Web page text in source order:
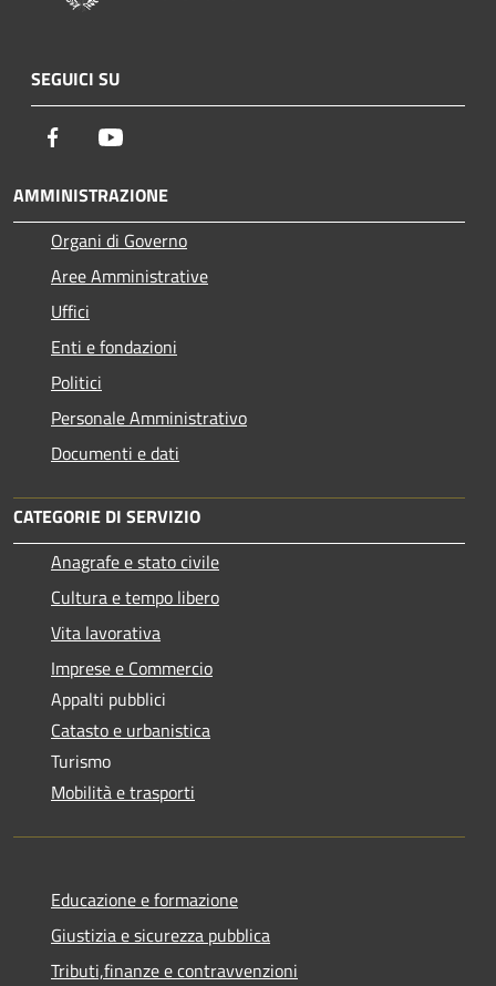
SEGUICI SU
Facebook
AMMINISTRAZIONE
Organi di Governo
Aree Amministrative
Uffici
Enti e fondazioni
Politici
Personale Amministrativo
Documenti e dati
CATEGORIE DI SERVIZIO
Anagrafe e stato civile
Cultura e tempo libero
Vita lavorativa
Imprese e Commercio
Appalti pubblici
Catasto e urbanistica
Turismo
Mobilità e trasporti
Educazione e formazione
Giustizia e sicurezza pubblica
Tributi,finanze e contravvenzioni